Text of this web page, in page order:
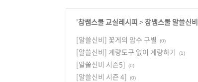
'참쌤스쿨 교실레시피 > 참쌤스쿨 알쓸신비
[알쓸신비] 꽃게의 암수 구별
(0)
[알쓸신비] 계량도구 없이 계량하기 (1)
[알쓸신비 시즌5] (0)
[알쓸신비 시즌 4] (0)